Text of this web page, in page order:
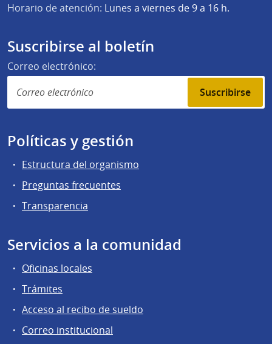
Horario de atención: Lunes a viernes de 9 a 16 h.
Suscribirse al boletín
Correo electrónico:
Suscribirse
Políticas y gestión
Estructura del organismo
Preguntas frecuentes
Transparencia
Servicios a la comunidad
Oficinas locales
Trámites
Acceso al recibo de sueldo
Correo institucional